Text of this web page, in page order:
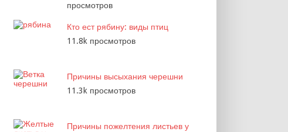
просмотров
Кто ест рябину: виды птиц
11.8k просмотров
Причины высыхания черешни
11.3k просмотров
Причины пожелтения листьев у